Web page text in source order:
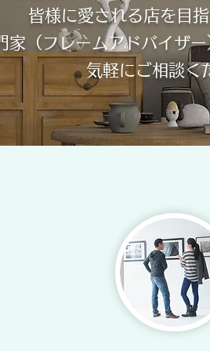
皆様に愛される店を目指
家（フレームアドバイザ
気軽にご相談く